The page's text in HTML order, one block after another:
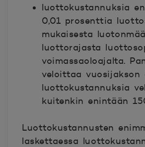
luottokustannuksia
0,01 prosenttia
mukaisesta
luottorajasta
voimassaoloajalta.
veloittaa vuosijakson
luottokustannuksia
kuitenkin enintään
Luottokustannusten
laskettaessa